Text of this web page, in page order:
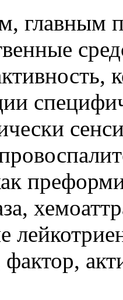
главным
фактор,